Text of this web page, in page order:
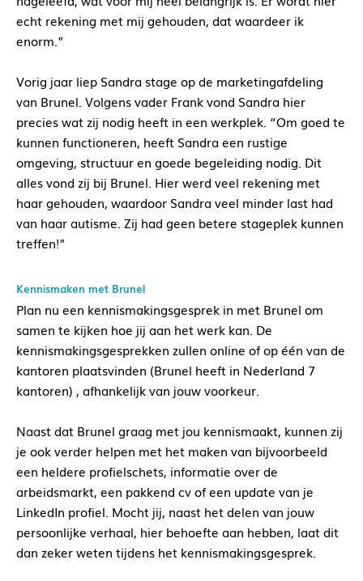
echt rekening met mij gehouden, dat waardeer ik
enorm.”
Vorig jaar liep Sandra stage op de marketingafdeling
van Brunel. Volgens vader Frank vond Sandra hier
precies wat zij nodig heeft in een werkplek. “Om goed te
kunnen functioneren, heeft Sandra een rustige
omgeving, structuur en goede begeleiding nodig. Dit
alles vond zij bij Brunel. Hier werd veel rekening met
haar gehouden, waardoor Sandra veel minder last had
van haar autisme. Zij had geen betere stageplek kunnen
treffen!”
Kennismaken met Brunel
Plan nu een kennismakingsgesprek in met Brunel om
samen te kijken hoe jij aan het werk kan. De
kennismakingsgesprekken zullen online of op één van de
kantoren plaatsvinden (Brunel heeft in Nederland 7
kantoren) , afhankelijk van jouw voorkeur.
Naast dat Brunel graag met jou kennismaakt, kunnen zij
je ook verder helpen met het maken van bijvoorbeeld
een heldere profielschets, informatie over de
arbeidsmarkt, een pakkend cv of een update van je
LinkedIn profiel. Mocht jij, naast het delen van jouw
persoonlijke verhaal, hier behoefte aan hebben, laat dit
dan zeker weten tijdens het kennismakingsgesprek.